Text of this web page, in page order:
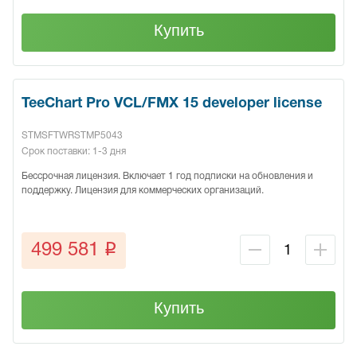
Купить
TeeChart Pro VCL/FMX 15 developer license
STMSFTWRSTMP5043
Срок поставки: 1-3 дня
Бессрочная лицензия. Включает 1 год подписки на обновления и
поддержку. Лицензия для коммерческих организаций.
499 581 q
Купить